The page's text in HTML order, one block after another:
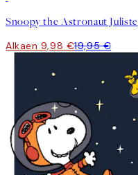
Snoopy the Astronaut Juliste
Alkaen 9,98 €19,95 €